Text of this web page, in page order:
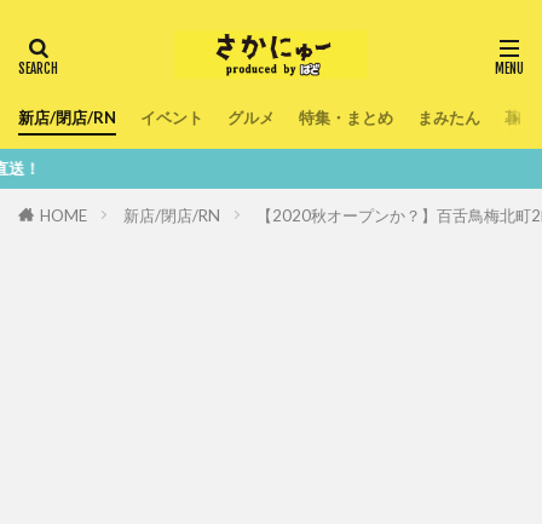
新店/閉店/RN イベント グルメ 特集・まとめ まみたん 暮ら
HOME 新店/閉店/RN 【2020秋オープンか？】百舌鳥梅北